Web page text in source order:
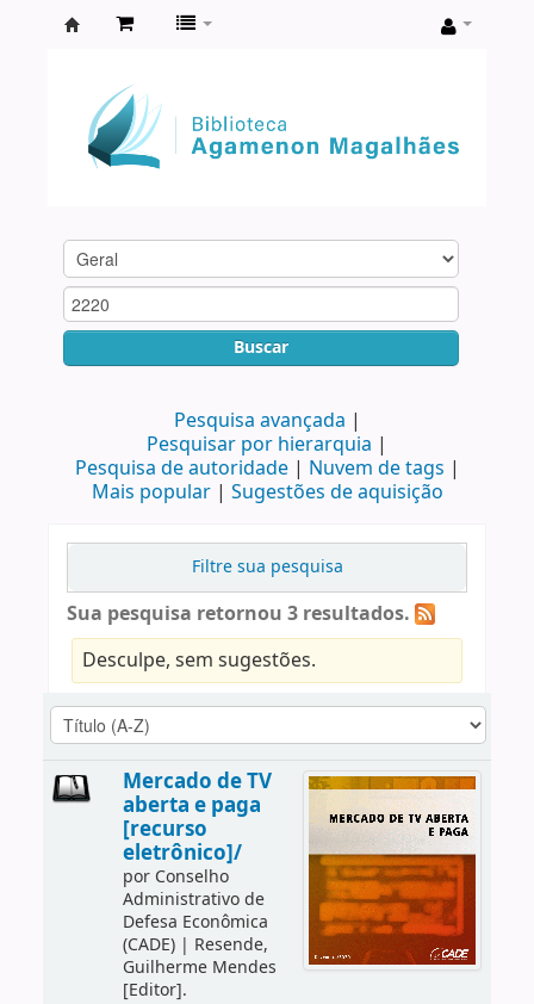
Agamenon
Magalhães
Buscar
Pesquisa avançada
Pesquisar por hierarquia
Pesquisa de autoridade
Nuvem de tags
Mais popular
Sugestões de aquisição
Filtre sua pesquisa
Sua pesquisa retornou 3 resultados.
Desculpe, sem sugestões.
Mercado de TV
aberta e paga
[recurso
eletrônico]/
por Conselho
Administrativo de
Defesa Econômica
(CADE)| Resende,
Guilherme Mendes
[Editor].